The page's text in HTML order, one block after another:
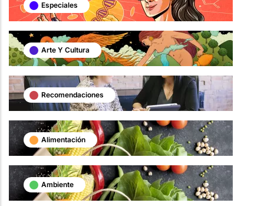
Especiales
Arte Y Cultura
Recomendaciones
Alimentación
Ambiente